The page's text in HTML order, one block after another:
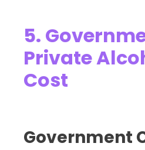
5.
Private
Cost
Government